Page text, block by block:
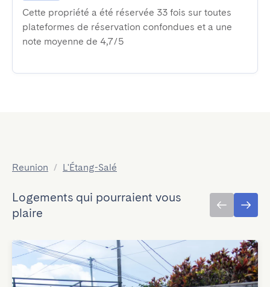
Cette propriété a été réservée 33 fois sur toutes
plateformes de réservation confondues et a une
note moyenne de 4,7/5
Reunion / L'Étang-Salé
Logements qui pourraient vous
plaire